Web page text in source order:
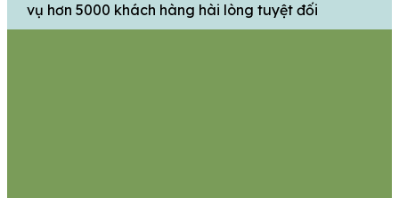
vụ hơn 5000 khách hàng hài lòng tuyệt đối